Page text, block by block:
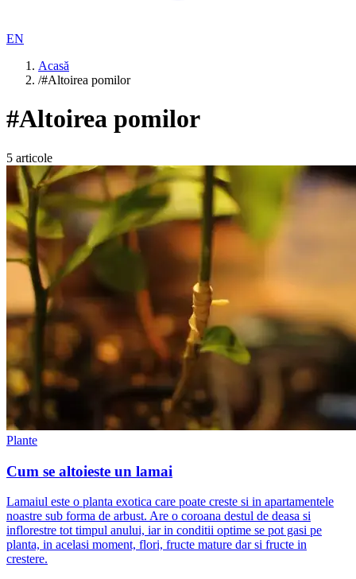
EN
Acasă
/#Altoirea pomilor
#Altoirea pomilor
5 articole
Plante
Cum se altoieste un lamai
Lamaiul este o planta exotica care poate creste si in apartamentele
noastre sub forma de arbust. Are o coroana destul de deasa si
inflorestre tot timpul anului, iar in conditii optime se pot gasi pe
planta, in acelasi moment, flori, fructe mature dar si fructe in
crestere.